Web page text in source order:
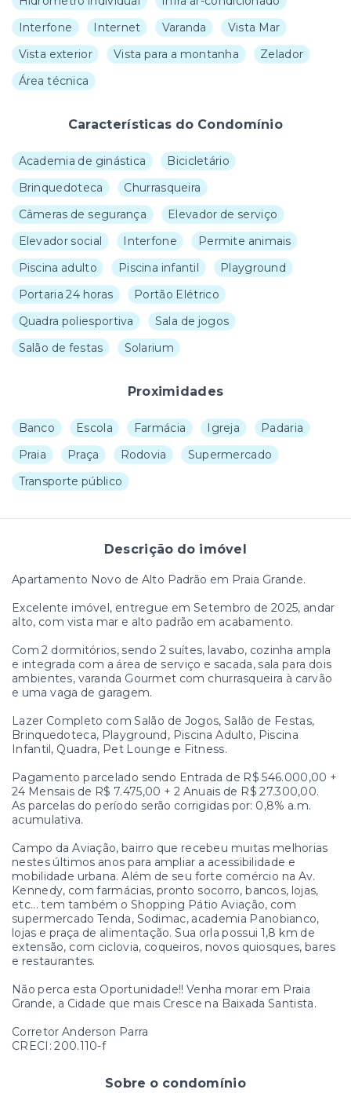
Interfone
Internet Varanda
Vista Mar
Vista exterior
Vista para a montanha
Zelador
Área técnica
Características do Condomínio
Academia de ginástica
Bicicletário
Brinquedoteca
Churrasqueira
Câmeras de segurança
Elevador de serviço
Elevador social
Interfone
Permite animais
Piscina adulto
Piscina infantil
Playground
Portaria 24 horas
Portão Elétrico
Quadra poliesportiva
Sala de jogos
Salão de festas
Solarium
Proximidades
Banco Escola Farmácia Igreja
Padaria
Praia
Praça Rodovia
Supermercado
Transporte público
Descrição do imóvel
Apartamento Novo de Alto Padrão em Praia Grande.
Excelente imóvel, entregue em Setembro de 2025, andar
alto, com vista mar e alto padrão em acabamento.
Com 2 dormitórios, sendo 2 suítes, lavabo, cozinha ampla
e integrada com a área de serviço e sacada, sala para dois
ambientes, varanda Gourmet com churrasqueira à carvão
e uma vaga de garagem.
Lazer Completo com Salão de Jogos, Salão de Festas,
Brinquedoteca, Playground, Piscina Adulto, Piscina
Infantil, Quadra, Pet Lounge e Fitness.
Pagamento parcelado sendo Entrada de R$ 546.000,00 +
24 Mensais de R$ 7.475,00 + 2 Anuais de R$ 27.300,00.
As parcelas do período serão corrigidas por: 0,8% a.m.
acumulativa.
Campo da Aviação, bairro que recebeu muitas melhorias
nestes últimos anos para ampliar a acessibilidade e
mobilidade urbana. Além de seu forte comércio na Av.
Kennedy, com farmácias, pronto socorro, bancos, lojas,
etc... tem também o Shopping Pátio Aviação, com
supermercado Tenda, Sodimac, academia Panobianco,
lojas e praça de alimentação. Sua orla possui 1,8 km de
extensão, com ciclovia, coqueiros, novos quiosques, bares
e restaurantes.
Não perca esta Oportunidade!! Venha morar em Praia
Grande, a Cidade que mais Cresce na Baixada Santista.
Corretor Anderson Parra
CRECI: 200.110-f
Sobre o condomínio